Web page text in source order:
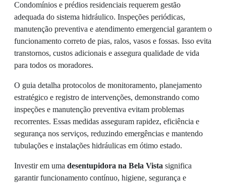
Condomínios e prédios residenciais requerem gestão
adequada do sistema hidráulico. Inspeções periódicas,
manutenção preventiva e atendimento emergencial garantem o
funcionamento correto de pias, ralos, vasos e fossas. Isso evita
transtornos, custos adicionais e assegura qualidade de vida
para todos os moradores.
O guia detalha protocolos de monitoramento, planejamento
estratégico e registro de intervenções, demonstrando como
inspeções e manutenção preventiva evitam problemas
recorrentes. Essas medidas asseguram rapidez, eficiência e
segurança nos serviços, reduzindo emergências e mantendo
tubulações e instalações hidráulicas em ótimo estado.
Investir em uma desentupidora na Bela Vista significa
garantir funcionamento contínuo, higiene, segurança e